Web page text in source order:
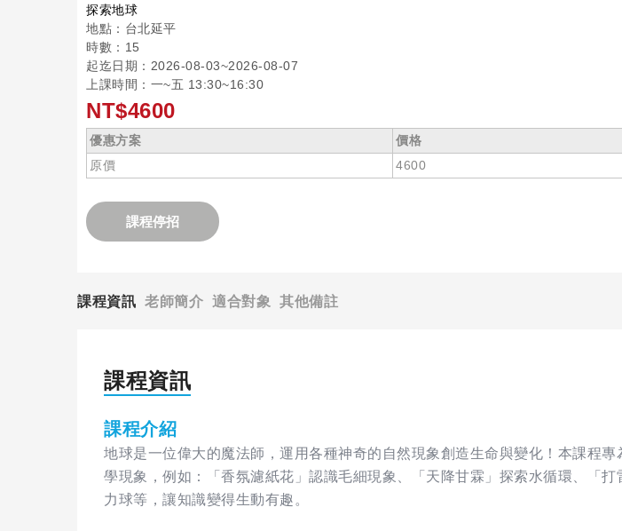
探索地球
地點：台北延平
時數：15
起迄日期：2026-08-03~2026-08-07
上課時間：一~五 13:30~16:30
NT$4600
優惠方案 價格
原價
4600
課程停招
課程資訊 老師簡介 適合對象 其他備註
課程資訊
課程介紹
地球是一位偉大的魔法師，運用各種神奇的自然現象創造生命與變化！本課程
學現象，例如：「香氛濾紙花」認識毛細現象、「天降甘霖」探索水循環、「
力球等，讓知識變得生動有趣。